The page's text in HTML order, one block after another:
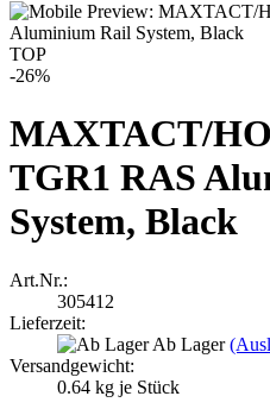
TOP
-26%
MAXTACT/
TGR1 RAS
System, Black
Art.Nr.:
305412
Lieferzeit:
Ab Lager
Versandgewicht:
0.64 kg je Stück